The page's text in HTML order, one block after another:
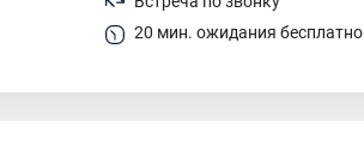
20 мин. ожидания бесплатно